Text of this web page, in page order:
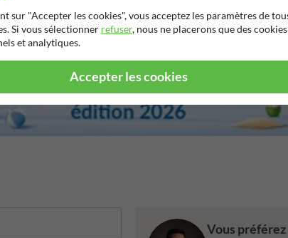
Vous
sur "Accepter les cookies", vous acceptez les paramètres de
Si vous sélectionner refuser, nous ne placerons que des cookies
et analytiques.
Accepter les cookies